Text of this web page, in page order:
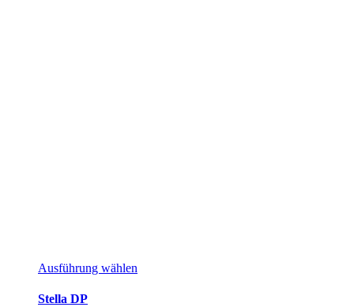
Ausführung wählen
Stella DP